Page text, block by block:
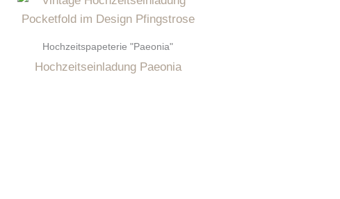
Hochzeitspapeterie "Paeonia"
Hochzeitseinladung Paeonia